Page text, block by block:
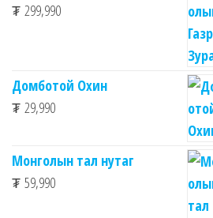
₮ 299,990
Домботой Охин
₮ 29,990
Монголын тал нутаг
₮ 59,990